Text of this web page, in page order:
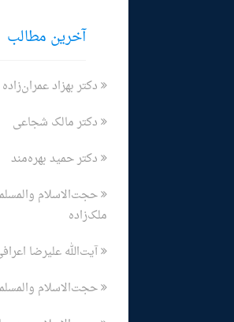
آخرین مطالب
دکتر بهزاد عمران‌زاده
دکتر مالک شجاعی
دکتر حمید بهره‌مند
حجت‌الاسلام
ملک‌زاده
آیت‌الله علیرضا
حجت‌الاسلام